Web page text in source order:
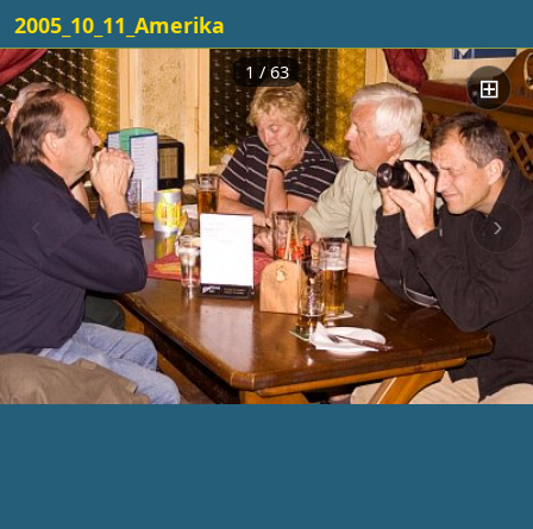
2005_10_11_Amerika
‹ ›
1 / 63
⊞